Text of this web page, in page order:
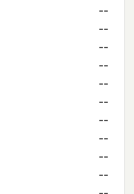
--
--
--
--
--
--
--
--
--
--